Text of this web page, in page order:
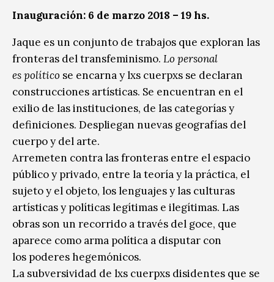
Inauguración: 6 de marzo 2018 – 19 hs.
Jaque es un conjunto de trabajos que exploran las
fronteras del transfeminismo. Lo personal
es político se encarna y lxs cuerpxs se declaran
construcciones artísticas. Se encuentran en el
exilio de las instituciones, de las categorías y
definiciones. Despliegan nuevas geografías del
cuerpo y del arte.
Arremeten contra las fronteras entre el espacio
público y privado, entre la teoría y la práctica, el
sujeto y el objeto, los lenguajes y las culturas
artísticas y políticas legítimas e ilegítimas. Las
obras son un recorrido a través del goce, que
aparece como arma política a disputar con
los poderes hegemónicos.
La subversividad de lxs cuerpxs disidentes que se